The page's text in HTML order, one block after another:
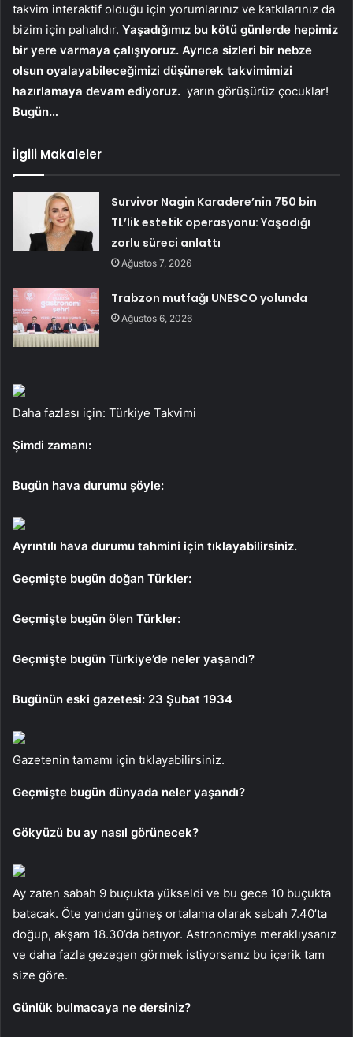
takvim interaktif olduğu için yorumlarınız ve katkılarınız da
bizim için pahalıdır. Yaşadığımız bu kötü günlerde hepimiz
bir yere varmaya çalışıyoruz. Ayrıca sizleri bir nebze
olsun oyalayabileceğimizi düşünerek takvimimizi
hazırlamaya devam ediyoruz. yarın görüşürüz çocuklar!
Bugün…
İlgili Makaleler
Survivor Nagin Karadere’nin 750 bin
TL’lik estetik operasyonu: Yaşadığı
zorlu süreci anlattı
Ağustos 7, 2026
Trabzon mutfağı UNESCO yolunda
Ağustos 6, 2026
Daha fazlası için: Türkiye Takvimi
Şimdi zamanı:
Bugün hava durumu şöyle:
Ayrıntılı hava durumu tahmini için tıklayabilirsiniz.
Geçmişte bugün doğan Türkler:
Geçmişte bugün ölen Türkler:
Geçmişte bugün Türkiye’de neler yaşandı?
Bugünün eski gazetesi: 23 Şubat 1934
Gazetenin tamamı için tıklayabilirsiniz.
Geçmişte bugün dünyada neler yaşandı?
Gökyüzü bu ay nasıl görünecek?
Ay zaten sabah 9 buçukta yükseldi ve bu gece 10 buçukta
batacak. Öte yandan güneş ortalama olarak sabah 7.40’ta
doğup, akşam 18.30’da batıyor. Astronomiye meraklıysanız
ve daha fazla gezegen görmek istiyorsanız bu içerik tam
size göre.
Günlük bulmacaya ne dersiniz?